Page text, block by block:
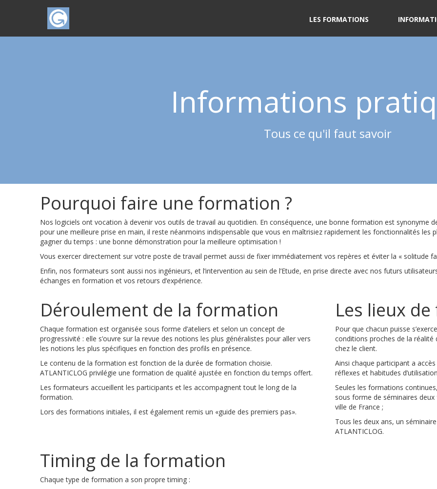
LES FORMATIONS
Informations
Tous ce qu'il faut savoir
Pourquoi faire une formation ?
Nos logiciels ont vocation à devenir vos outils de travail au quotidien. En conséquence, une bonne formation est synonyme
pour une meilleure prise en main, il reste néanmoins indispensable que vous en maîtrisiez rapidement les fonctionnalités les
gagner du temps : une bonne démonstration pour la meilleure optimisation !
Vous exercer directement sur votre poste de travail permet aussi de fixer immédiatement vos repères et éviter la « solitude
Enfin, nos formateurs sont aussi nos ingénieurs, et l’intervention au sein de l’Etude, en prise directe avec nos futurs
échanges en formation et vos retours d’expérience.
Déroulement de la formation
Chaque formation est organisée sous forme d’ateliers et selon un concept de
progressivité : elle s’ouvre sur la revue des notions les plus généralistes pour aller vers
les notions les plus spécifiques en fonction des profils en présence.
Le contenu de la formation est fonction de la durée de formation choisie.
ATLANTICLOG privilégie une formation de qualité ajustée en fonction du temps offert.
Les formateurs accueillent les participants et les accompagnent tout le long de la
formation.
Lors des formations initiales, il est également remis un «guide des premiers pas».
Les lieux
Pour que chacun puisse
conditions proches de la
chez le client.
Ainsi chaque participant a
réflexes et habitudes
Seules les formations
sous forme de séminaires
ville de France ;
Tous les deux ans, un
ATLANTICLOG.
Timing de la formation
Chaque type de formation a son propre timing :